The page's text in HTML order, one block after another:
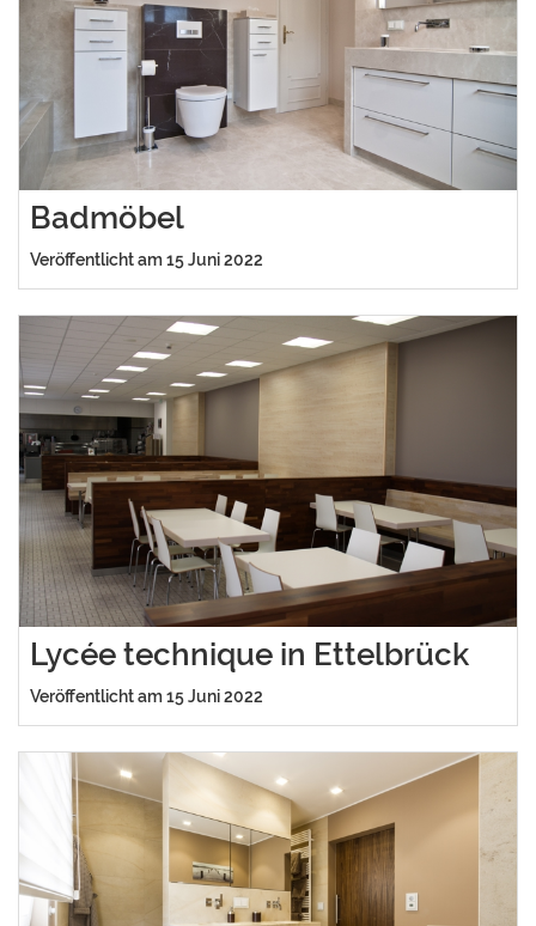
Badmöbel
Veröffentlicht am 15 Juni 2022
Lycée technique in Ettelbrück
Veröffentlicht am 15 Juni 2022